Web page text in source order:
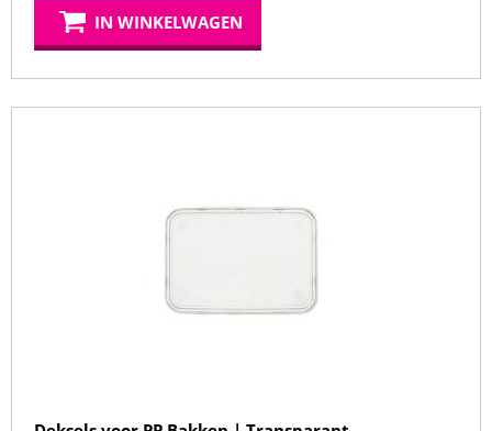
IN WINKELWAGEN